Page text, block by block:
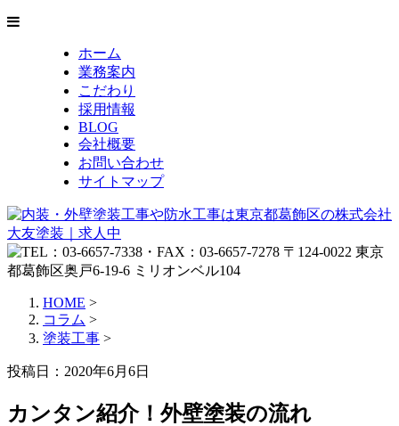
ホーム
業務案内
こだわり
採用情報
BLOG
会社概要
お問い合わせ
サイトマップ
HOME >
コラム >
塗装工事 >
投稿日：2020年6月6日
カンタン紹介！外壁塗装の流れ